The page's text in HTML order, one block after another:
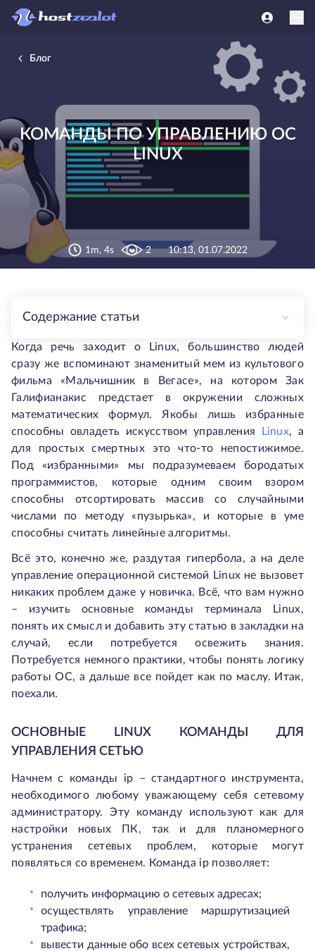
Блог
КОМАНДЫ ПО УПРАВЛЕНИЮ ОС
LINUX
1m, 4s 2 10:13, 01.07.2022
Содержание статьи
Когда речь заходит о Linux, большинство людей
сразу же вспоминают знаменитый мем из культового
фильма «Мальчишник в Вегасе», на котором Зак
Галифианакис предстает в окружении сложных
математических формул. Якобы лишь избранные
способны овладеть искусством управления
Linux, а
для простых смертных это что-то непостижимое.
Под «избранными» мы подразумеваем бородатых
программистов, которые одним своим взором
способны отсортировать массив со случайными
числами по методу «пузырька», и которые в уме
способны считать линейные алгоритмы.
Всё это, конечно же, раздутая гипербола, а на деле
управление операционной системой Linux не вызовет
никаких проблем даже у новичка. Всё, что вам нужно
– изучить основные команды терминала Linux,
понять их смысл и добавить эту статью в закладки на
случай, если потребуется освежить знания.
Потребуется немного практики, чтобы понять логику
работы ОС, а дальше все пойдет как по маслу. Итак,
поехали.
ОСНОВНЫЕ LINUX КОМАНДЫ ДЛЯ
УПРАВЛЕНИЯ СЕТЬЮ
Начнем с команды ip – стандартного инструмента,
необходимого любому уважающему себя сетевому
администратору. Эту команду используют как для
настройки новых ПК, так и для планомерного
устранения сетевых проблем, которые могут
появляться со временем. Команда ip позволяет:
получить информацию о сетевых адресах;
осуществлять управление маршрутизацией
трафика;
вывести данные обо всех сетевых устройствах,